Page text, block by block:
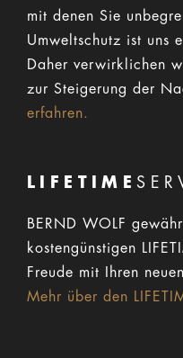
mit denen Sie
Umweltschutz ist uns
Daher verwirklichen
zur Steigerung der
erfahren.
LIFETIME
BERND WOLF
kostengünstigen
Freude mit Ihren
Mehr über den